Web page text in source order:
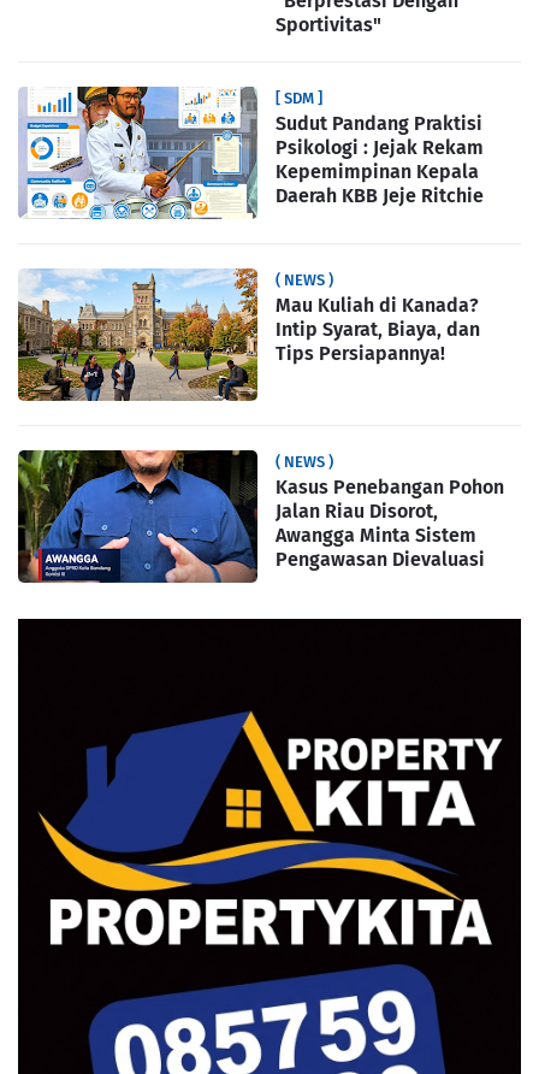
Sportivitas"
[ SDM ]
Sudut Pandang Praktisi
Psikologi : Jejak Rekam
Kepemimpinan Kepala
Daerah KBB Jeje Ritchie
( NEWS )
Mau Kuliah di Kanada?
Intip Syarat, Biaya, dan
Tips Persiapannya!
( NEWS )
Kasus Penebangan Pohon
Jalan Riau Disorot,
Awangga Minta Sistem
Pengawasan Dievaluasi